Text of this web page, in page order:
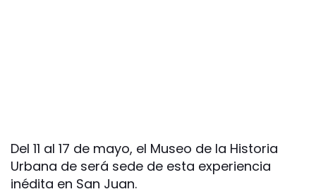
Del 11 al 17 de mayo, el Museo de la Historia
Urbana de será sede de esta experiencia
inédita en San Juan.